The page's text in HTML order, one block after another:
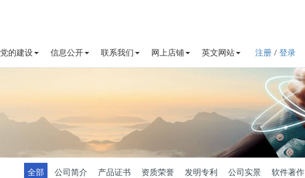
党的建设 信息公开 联系我们 网上店铺 英文网站 注册 / 登录
全部 公司简介 产品证书 资质荣誉 发明专利 公司实景 软件著作